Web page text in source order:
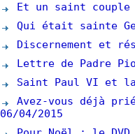
Et un saint
Qui était sainte
Discernement et
Lettre de Padre
Saint Paul VI et
Avez-vous déjà
06/04/2015